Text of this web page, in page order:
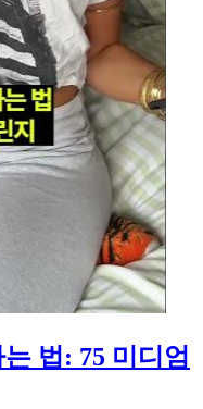
법: 75 미디엄